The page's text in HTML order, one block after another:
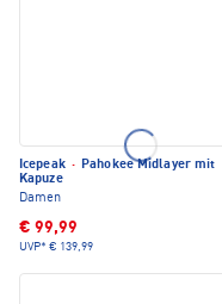
Icepeak · Pahokee Midlayer mit
Kapuze
Damen
€ 99,99
UVP* € 139,99